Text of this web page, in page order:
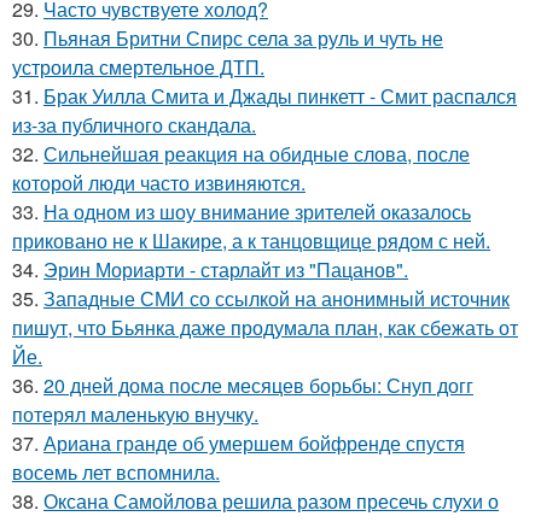
29. Часто чувствуете холод?
30. Пьяная Бритни Спирс села за руль и чуть не
устроила смертельное ДТП.
31. Брак Уилла Смита и Джады пинкетт - Смит распался
из-за публичного скандала.
32. Сильнейшая реакция на обидные слова, после
которой люди часто извиняются.
33. На одном из шоу внимание зрителей оказалось
приковано не к Шакире, а к танцовщице рядом с ней.
34. Эрин Мориарти - старлайт из "Пацанов".
35. Западные СМИ со ссылкой на анонимный источник
пишут, что Бьянка даже продумала план, как сбежать от
Йе.
36. 20 дней дома после месяцев борьбы: Снуп догг
потерял маленькую внучку.
37. Ариана гранде об умершем бойфренде спустя
восемь лет вспомнила.
38. Оксана Самойлова решила разом пресечь слухи о